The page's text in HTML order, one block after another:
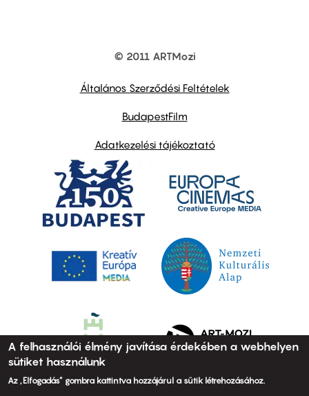
© 2011 ARTMozi
Általános Szerződési Feltételek
BudapestFilm
Adatkezelési tájékoztató
A felhasználói élmény javítása érdekében a webhelyen
sütiket használunk
Az „Elfogadás” gombra kattintva hozzájárul a sütik létrehozásához.